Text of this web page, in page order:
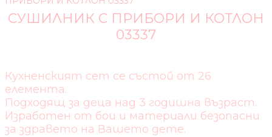
СУШИЛНИК С ПРИБОРИ И КОТЛОН
03337
Кухненският сет се състой от 26
елемента.
Подходящ за деца над 3 годишна възраст.
Изработен от бои и материали безопасни
за здравето на Вашето дете.